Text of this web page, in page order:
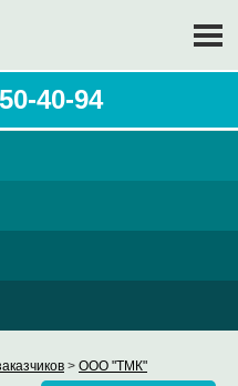
40-94
> ООО "ТМК"